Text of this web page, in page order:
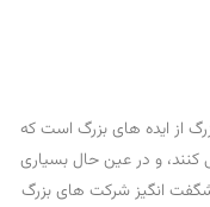
از ایده های بزرگ است که
کنند، و در عین حال بسیاری
شگفت انگیز شرکت های بزرگ